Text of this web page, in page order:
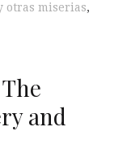
otras miserias,
and